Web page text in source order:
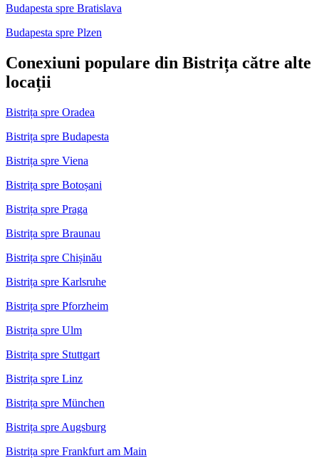
Budapesta spre Bratislava
Budapesta spre Plzen
Conexiuni populare din Bistrița către alte
locații
Bistrița spre Oradea
Bistrița spre Budapesta
Bistrița spre Viena
Bistrița spre Botoșani
Bistrița spre Praga
Bistrița spre Braunau
Bistrița spre Chișinău
Bistrița spre Karlsruhe
Bistrița spre Pforzheim
Bistrița spre Ulm
Bistrița spre Stuttgart
Bistrița spre Linz
Bistrița spre München
Bistrița spre Augsburg
Bistrița spre Frankfurt am Main